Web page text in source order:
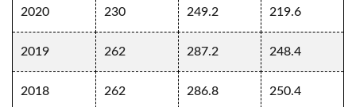
2020 230 249.2 219.6
2019 262 287.2 248.4
2018 262 286.8 250.4